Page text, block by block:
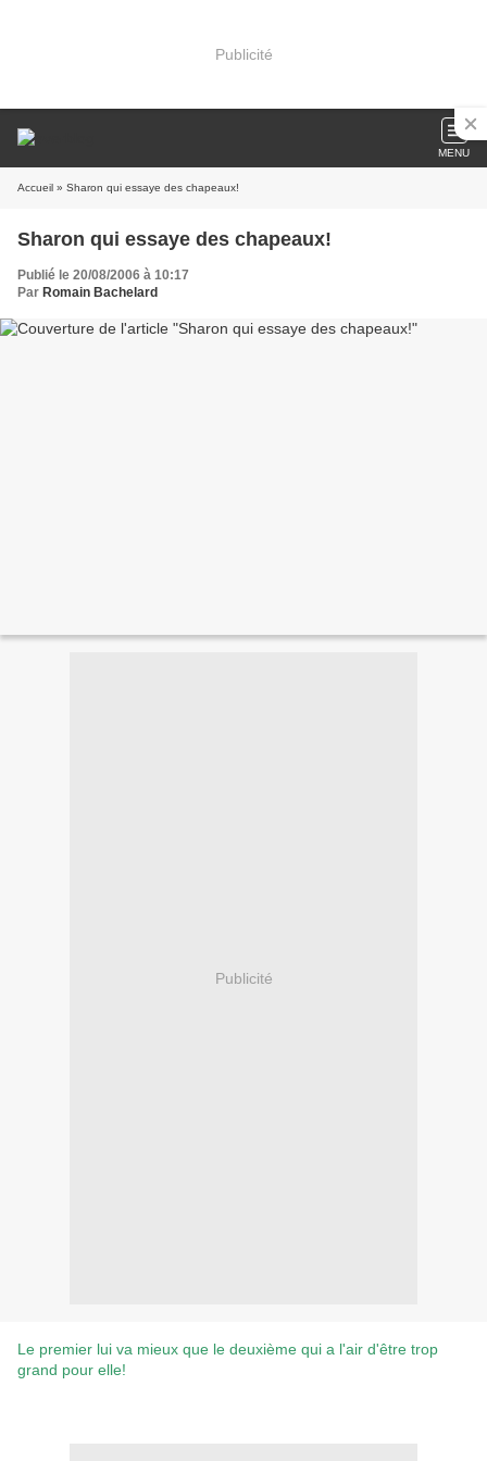
Publicité
MENU
Accueil » Sharon qui essaye des chapeaux!
Sharon qui essaye des chapeaux!
Publié le 20/08/2006 à 10:17
Par Romain Bachelard
Publicité
Le premier lui va mieux que le deuxième qui a l'air d'être trop
grand pour elle!